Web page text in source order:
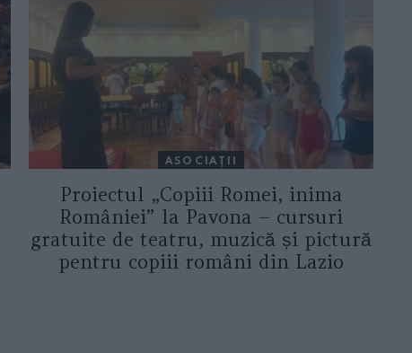
ASOCIAŢII
Proiectul „Copiii Romei, inima
României” la Pavona – cursuri
gratuite de teatru, muzică și pictură
pentru copiii români din Lazio